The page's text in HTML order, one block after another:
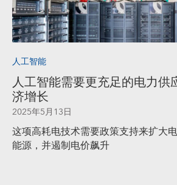
人工智能
人工智能需要更充足的电力供
济增长
2025年5月13日
这项高耗电技术需要政策支持来扩大
能源，并遏制电价飙升